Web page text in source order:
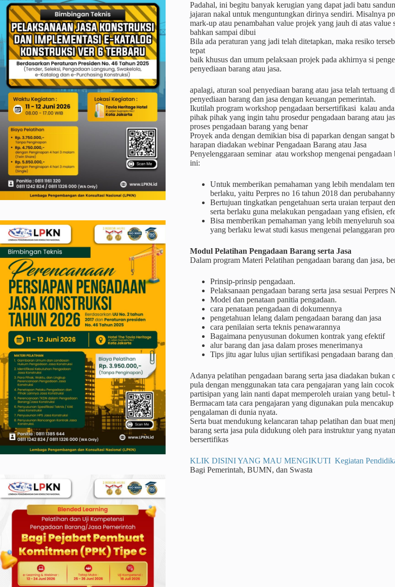
Padahal, ini begitu banyak kerugian yang dapat jadi batu
jajaran nakal untuk menguntungkan dirinya sendiri. Misalnya
mark-up atau penambahan value projek yang jauh di atas
bahkan sampai dibui
Bila ada peraturan yang jadi telah ditetapkan, maka resiko
tepat
baik khusus dan umum pelaksaan projek pada akhirnya si
penyediaan barang atau jasa.
apalagi, aturan soal penyediaan barang atau jasa telah
penyediaan barang dan jasa dengan keuangan pemerintah.
Ikutilah program workshop pengadaan bersertifikasi kalau
pihak pihak yang ingin tahu prosedur pengadaan barang atau
proses pengadaan barang yang benar
Proyek anda dengan demikian bisa di paparkan dengan sangat
harapan diadakan webinar Pengadaan Barang atau Jasa
Penyelenggaraan seminar atau workshop mengenai
ini:
Untuk memberikan pemahaman yang lebih mendalam
berlaku, yaitu Perpres no 16 tahun 2018 dan
Bertujuan tingkatkan pengetahuan serta uraian terpaut
serta berlaku guna melakukan pengadaan yang efisien,
Bisa memberikan pemahaman yang lebih menyeluruh
yang berlaku lewat studi kasus mengenai pelanggaran
Modul Pelatihan Pengadaan Barang serta Jasa
Dalam program Materi Pelatihan pengadaan barang dan jasa,
Prinsip-prinsip pengadaan.
Pelaksanaan pengadaan barang serta jasa sesuai
Model dan penataan panitia pengadaan.
cara penataan pengadaan di dokumennya
pengetahuan lelang dalam pengadaan barang dan jasa
cara penilaian serta teknis penawarannya
Bagaimana penyusunan dokumen kontrak yang efektif
alur barang dan jasa dalam proses menerimanya
Tips jitu agar lulus ujian sertifikasi pengadaan barang dan
Adanya pelatihan pengadaan barang serta jasa diadakan
pula dengan menggunakan tata cara pengajaran yang lain
partisipan yang lain nanti dapat memperoleh uraian yang betul-
Bermacam tata cara pengajaran yang digunakan pula
pengalaman di dunia nyata.
Serta buat mendukung kelancaran tahap pelatihan dan buat
barang serta jasa pula didukung oleh para instruktur yang
bersertifikas
KLIK DISINI YANG MAU MENGIKUTI Kegiatan
Bagi Pemerintah, BUMN, dan Swasta